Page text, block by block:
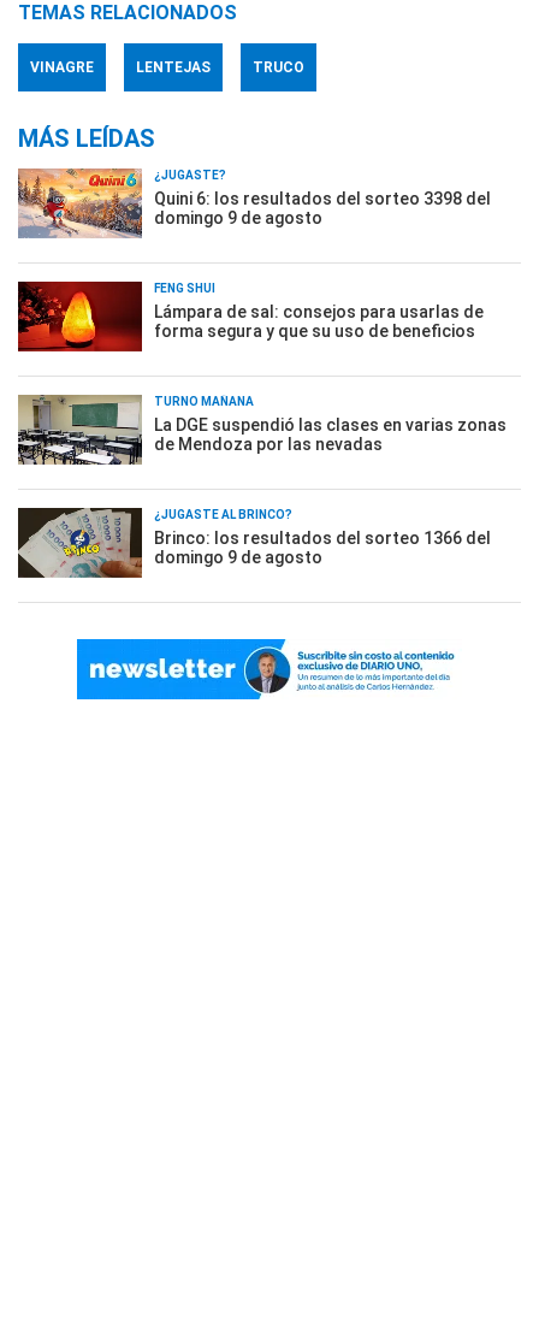
TEMAS RELACIONADOS
VINAGRE LENTEJAS TRUCO
MÁS LEÍDAS
¿JUGASTE?
Quini 6: los resultados del sorteo 3398 del
domingo 9 de agosto
FENG SHUI
Lámpara de sal: consejos para usarlas de
forma segura y que su uso de beneficios
TURNO MAÑANA
La DGE suspendió las clases en varias zonas
de Mendoza por las nevadas
¿JUGASTE AL BRINCO?
Brinco: los resultados del sorteo 1366 del
domingo 9 de agosto